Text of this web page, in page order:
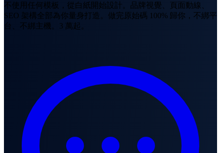
不使用任何模板，從白紙開始設計。品牌視覺、頁面動線、
SEO 架構全部為你量身打造。做完原始碼 100% 歸你，不綁平
台、不綁主機。3 萬起。